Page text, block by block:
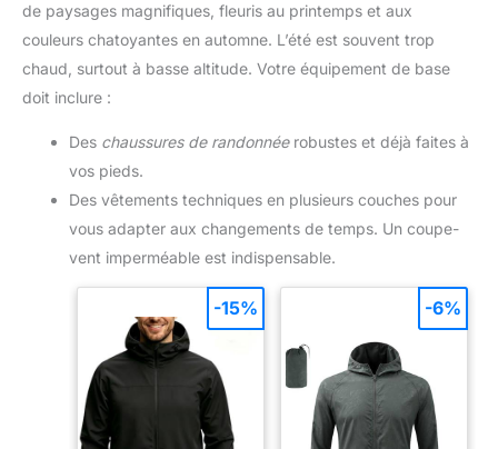
de paysages magnifiques, fleuris au printemps et aux
couleurs chatoyantes en automne. L’été est souvent trop
chaud, surtout à basse altitude. Votre équipement de base
doit inclure :
Des chaussures de randonnéerobustes et déjà faites à
vos pieds.
Des vêtements techniques en plusieurs couches pour
vous adapter aux changements de temps. Un coupe-
vent imperméable est indispensable.
-15% -6%